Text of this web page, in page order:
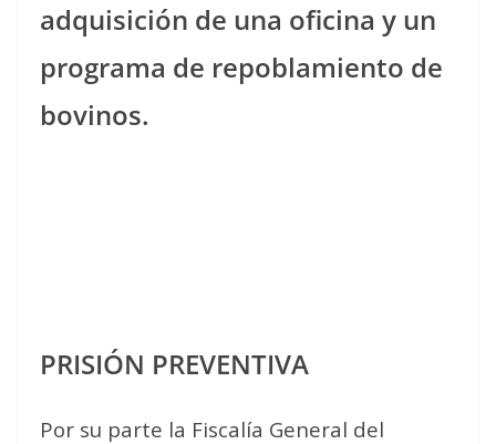
adquisición de una oficina y un
programa de repoblamiento de
bovinos.
PRISIÓN PREVENTIVA
Por su parte la Fiscalía General del